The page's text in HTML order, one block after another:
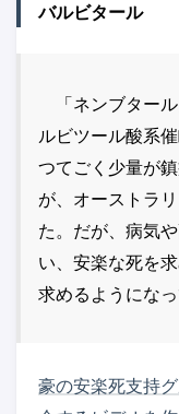
バルビタール
「ネンブター
ルビツール酸系
つてごく少量が
が、オーストラ
た。だが、病気
い、安楽な死を
求めるようになっ
豪の安楽死支持